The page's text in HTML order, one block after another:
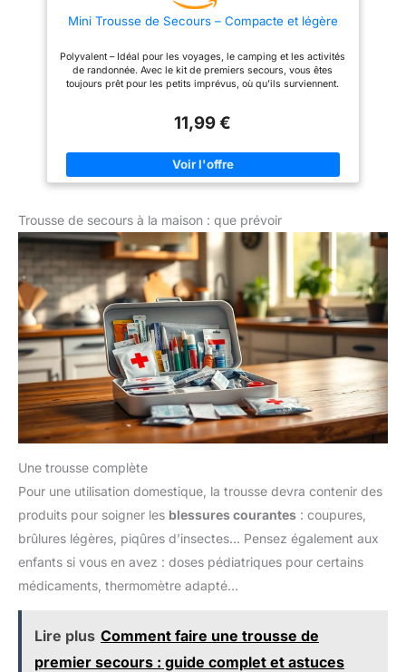
adapté à un usage domestique
de plein air telles que les
voyages, la randonnée, le
camping, etc., rendant votre vie
équipée d'une poignée de
vide de voyage vide est
équipée d'une fermeture à
glissière à double sens, facile à
fermeture à glissière empêche
les médicaments de tomber de
mouillés. Multifonctionnalité:
Trousse de secours vide peut
économiser de l'espace avec
le camping, le bureau, les
sports de plein air et d'autres
endroits.
Mini Trousse de Secours – Compacte et légère
Polyvalent – Idéal pour les voyages, le camping et les activités
de randonnée. Avec le kit de premiers secours, vous êtes
toujours prêt pour les petits imprévus, où qu’ils surviennent.
sans prendre de place. Pochette étanche – Protège le contenu
équipement reste sec et prêt à l’emploi en toutes circonstances.
Boucle pratique – Facile à fixer à une ceinture, un sac à dos ou
un vélo. Parfait pour les déplacements et un accès rapide à la
ludiques pour apaiser facilement les petites blessures.
11,99 €
Trousse de secours à la maison : que prévoir
Une trousse complète
Pour une utilisation domestique, la trousse devra contenir des
produits pour soigner les blessures courantes : coupures,
brûlures légères, piqûres d’insectes… Pensez également aux
enfants si vous en avez : doses pédiatriques pour certains
médicaments, thermomètre adapté…
Lire plus Comment faire une trousse de
premier secours : guide complet et astuces